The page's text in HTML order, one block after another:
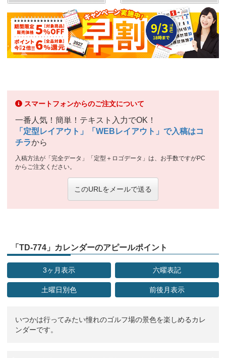
スマートフォンからのご注文について
一番人気！簡単！テキスト入力でOK！
「定型レイアウト」「WEBレイアウト」で入稿はコ
チラから
入稿方法が「完全データ」「定型＋ロゴデータ」は、お手数ですがPC
からご注文ください。
このURLをメールで送る
「TD-774」カレンダーのアピールポイント
3ヶ月表示 六曜表記
土曜日別色 前後月表示
いつかは行ってみたい憧れのゴルフ場の景色を楽しめるカレ
ンダーです。